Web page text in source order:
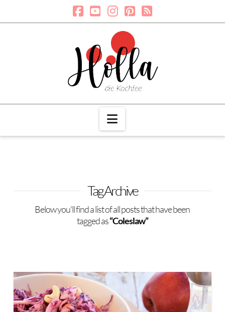
Navigation
Tag Archive
Below you'll find a list of all posts that have been
tagged as“Coleslaw”